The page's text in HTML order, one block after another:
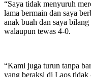
“Saya tidak menyuruh
lama bermain dan saya
anak buah dan saya
walaupun tewas 4-0.
“Kami juga turun tanpa
yang beraksi di Laos